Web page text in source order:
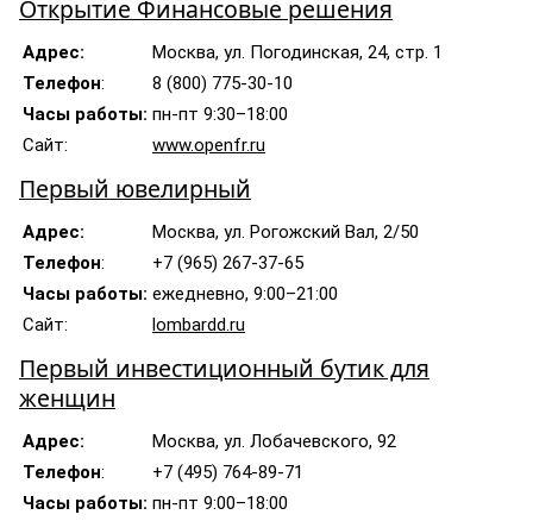
Открытие Финансовые решения
Адрес:
Москва, ул. Погодинская, 24, стр. 1
Телефон:
8 (800) 775-30-10
Часы работы: пн-пт 9:30–18:00
Сайт:
www.openfr.ru
Первый ювелирный
Адрес:
Москва, ул. Рогожский Вал, 2/50
Телефон:
+7 (965) 267-37-65
Часы работы: ежедневно, 9:00–21:00
Сайт:
lombardd.ru
Первый инвестиционный бутик для
женщин
Адрес:
Москва, ул. Лобачевского, 92
Телефон:
+7 (495) 764-89-71
Часы работы: пн-пт 9:00–18:00